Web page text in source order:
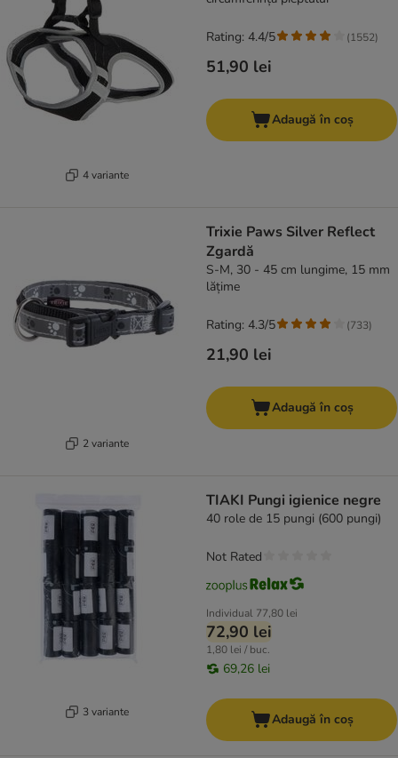
4 variante
51,90 lei
Rating: 4.4/5 (1552)
Adaugă în coș
2 variante
Trixie Paws Silver Reflect
Zgardă
S-M, 30 - 45 cm lungime, 15 mm
lățime
21,90 lei
Rating: 4.3/5 (733)
Adaugă în coș
3 variante
TIAKI Pungi igienice negre
40 role de 15 pungi (600 pungi)
Individual 77,80 lei
72,90 lei
1,80 lei / buc.
69,26 lei
Not Rated
Adaugă în coș